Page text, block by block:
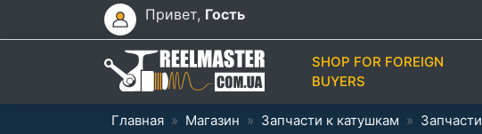
Привет, Гость
SHOP FOR FOREIGN
BUYERS
Главная » Магазин » Запчасти к катушкам »